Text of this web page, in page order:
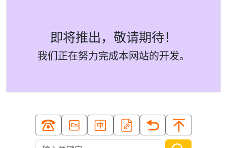
即将推出，敬请期待！
我们正在努力完成本网站的开发。